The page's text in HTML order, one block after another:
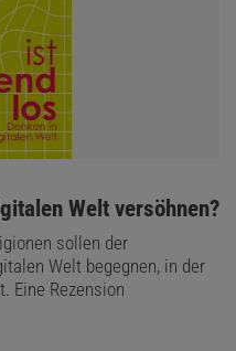
Welt versöhnen?
sollen der
Welt begegnen, in der
Eine Rezension